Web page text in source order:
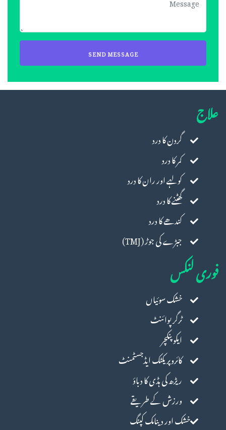
علاج
گردن کا درد
کمر کا درد
کولہے اور ران کا درد
گھٹنے کا درد
کندھے کا درد
جبڑے کی جوڑ (TMJ)
فوری لنکس
خشک سوئیاں
ٹرگر پوائنٹ
ایکوپنکچر
کائروپریکٹک ایڈجسٹمنٹ
ریڑھ کی ہڈی کا دباؤ
ورزش کے طریقے
خشک اور دینامک کپنگ